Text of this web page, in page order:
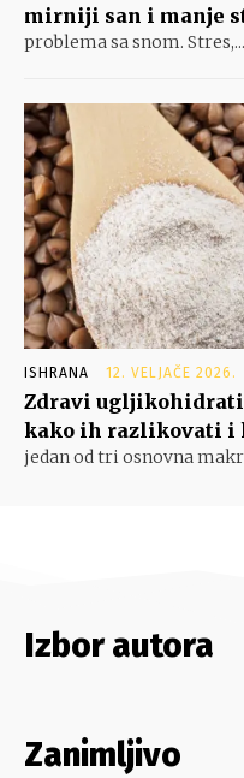
mirniji san i manje
problema sa snom. Stres,...
ISHRANA 12. VELJAČE 2026.
Zdravi
kako ih razlikovati i
jedan od tri osnovna
Izbor autora
Zanimljivo